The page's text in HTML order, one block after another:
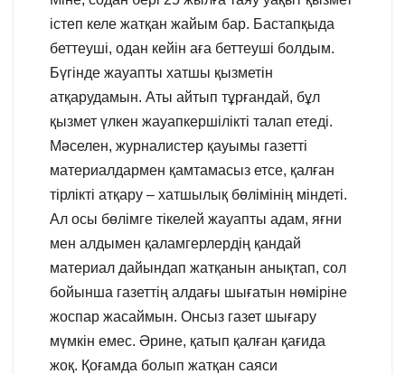
істеп келе жатқан жайым бар. Бастапқыда
беттеуші, одан кейін аға беттеуші болдым.
Бүгінде жауапты хатшы қызметін
атқарудамын. Аты айтып тұрғандай, бұл
қызмет үлкен жауапкершілікті талап етеді.
Мәселен, журналистер қауымы газетті
материалдармен қамтамасыз етсе, қалған
тірлікті атқару – хатшылық бөлімінің міндеті.
Ал осы бөлімге тікелей жауапты адам, яғни
мен алдымен қаламгерлердің қандай
материал дайындап жатқанын анықтап, сол
бойынша газеттің алдағы шығатын нөміріне
жоспар жасаймын. Онсыз газет шығару
мүмкін емес. Әрине, қатып қалған қағида
жоқ. Қоғамда болып жатқан саяси